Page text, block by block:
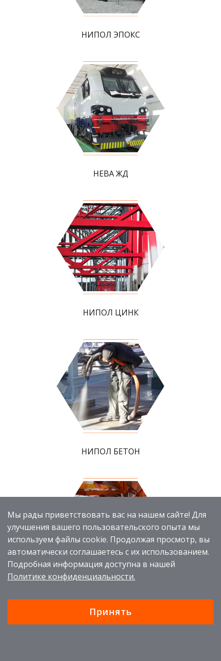
НИПОЛ ЭПОКС
НЕВА ЖД
НИПОЛ ЦИНК
НИПОЛ БЕТОН
Мы рады приветствовать вас на нашем сайте! Для
улучшения вашего пользовательского опыта мы
используем файлы cookie. Продолжая просмотр, вы
автоматически соглашаетесь с их использованием.
Подробная информация доступна в нашей
Политике конфиденциальности.
Принять